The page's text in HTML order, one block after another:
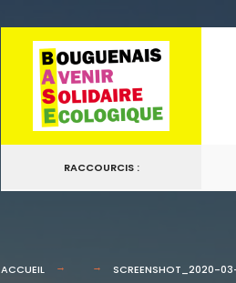
Passer
contenu
RACCOURCIS :
ACCUEIL SCREENSHOT_2020-